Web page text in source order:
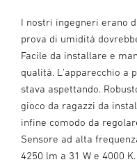
I nostri ingegneri erano
prova di umidità
Facile da installare e
qualità. L'apparecchio a
stava aspettando.
gioco da ragazzi da
infine comodo da
Sensore ad alta
4250 lm a 31 W e 4000